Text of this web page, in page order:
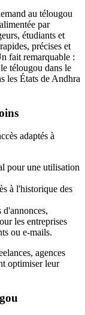
au télougou
par
étudiants et
précises et
fait remarquable :
télougou dans le
les États de Andhra
adaptés à
pour une utilisation
à l'historique des
d'annonces,
les entreprises
ou e-mails.
agences
optimiser leur